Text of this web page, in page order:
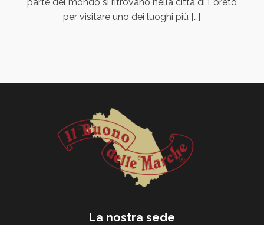
per visitare uno dei luoghi più […]
La nostra sede